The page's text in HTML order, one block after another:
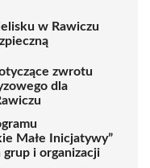
w Rawiczu
zwrotu
dla
Małe Inicjatywy”
i organizacji